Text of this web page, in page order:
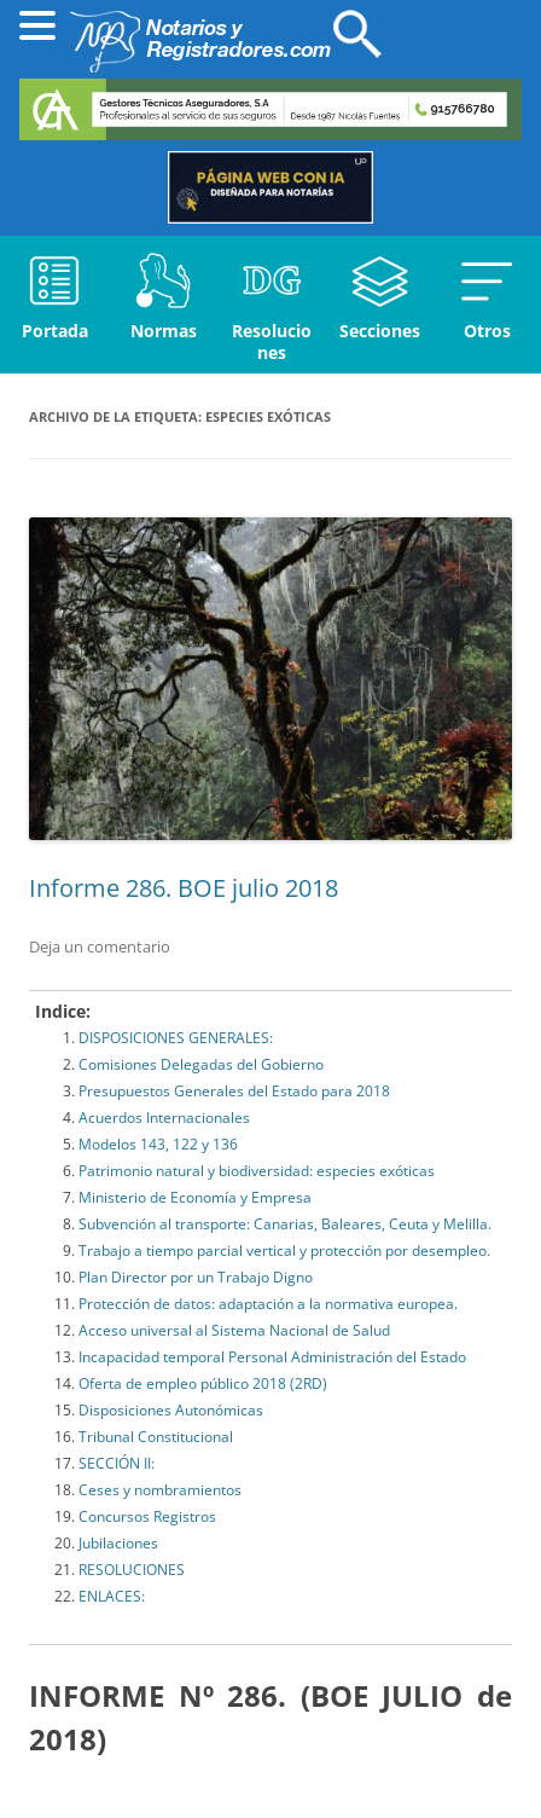
Portada Normas
Resolucio
nes
Secciones Otros
ARCHIVO DE LA ETIQUETA: ESPECIES EXÓTICAS
Informe 286. BOE julio 2018
Deja un comentario
Indice:
DISPOSICIONES GENERALES:
Comisiones Delegadas del Gobierno
Presupuestos Generales del Estado para 2018
Acuerdos Internacionales
Modelos 143, 122 y 136
Patrimonio natural y biodiversidad: especies exóticas
Ministerio de Economía y Empresa
Subvención al transporte: Canarias, Baleares, Ceuta y Melilla.
Trabajo a tiempo parcial vertical y protección por desempleo.
Plan Director por un Trabajo Digno
Protección de datos: adaptación a la normativa europea.
Acceso universal al Sistema Nacional de Salud
Incapacidad temporal Personal Administración del Estado
Oferta de empleo público 2018 (2RD)
Disposiciones Autonómicas
Tribunal Constitucional
SECCIÓN II:
Ceses y nombramientos
Concursos Registros
Jubilaciones
RESOLUCIONES
ENLACES:
INFORME Nº 286. (BOE JULIO de
2018)